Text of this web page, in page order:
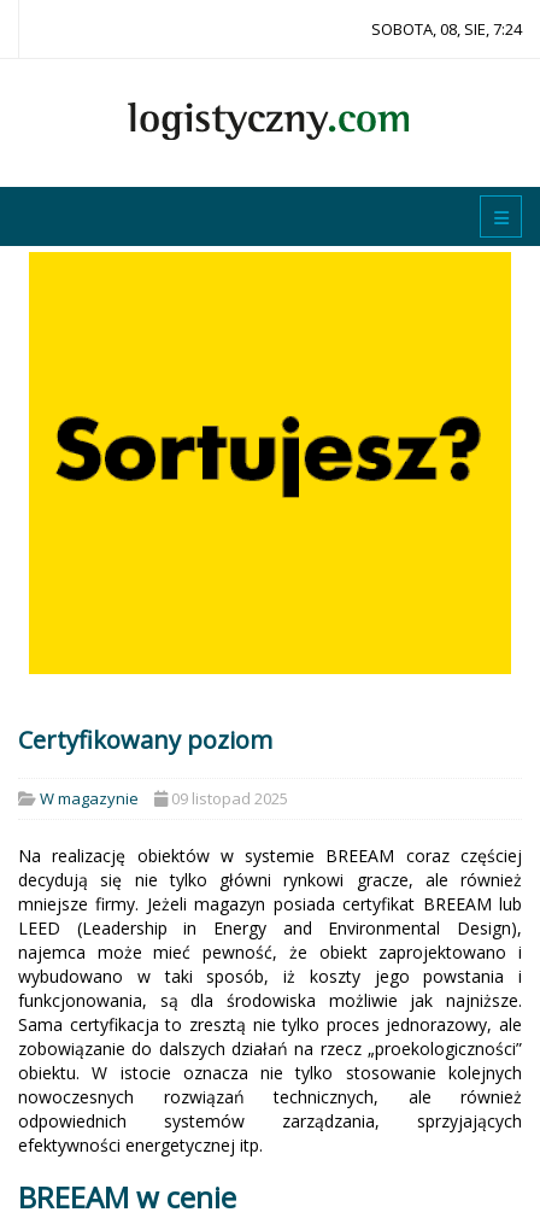
SOBOTA, 08, SIE, 7:24
Certyfikowany poziom
W magazynie 09 listopad 2025
Na realizację obiektów w systemie BREEAM coraz częściej
decydują się nie tylko główni rynkowi gracze, ale również
mniejsze firmy. Jeżeli magazyn posiada certyfikat BREEAM lub
LEED (Leadership in Energy and Environmental Design),
najemca może mieć pewność, że obiekt zaprojektowano i
wybudowano w taki sposób, iż koszty jego powstania i
funkcjonowania, są dla środowiska możliwie jak najniższe.
Sama certyfikacja to zresztą nie tylko proces jednorazowy, ale
zobowiązanie do dalszych działań na rzecz „proekologiczności”
obiektu. W istocie oznacza nie tylko stosowanie kolejnych
nowoczesnych rozwiązań technicznych, ale również
odpowiednich systemów zarządzania, sprzyjających
efektywności energetycznej itp.
BREEAM w cenie